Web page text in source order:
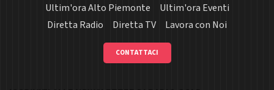
Ultim'ora Alto Piemonte
Ultim'ora Eventi
Diretta Radio
Diretta TV Lavora con Noi
CONTATTACI